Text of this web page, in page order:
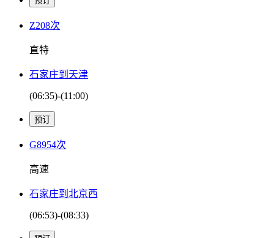
Z208次
直特
石家庄到天津
(06:35)-(11:00)
G8954次
高速
石家庄到北京西
(06:53)-(08:33)